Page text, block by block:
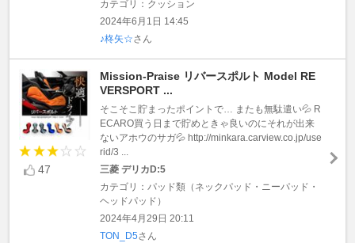
カテゴリ：クッション
2024年6月1日 14:45
♪柊矢☆さん
47
Mission-Praise リバースポルト Model RE
VERSPORT ...
そこそこ貯まったポイントで… またも無駄遣い💦 R
ECARO買う日まで貯めときゃ良いのにそれが出来
ないアホウのサガ💦 http://minkara.carview.co.jp/use
rid/3 ...
三菱 デリカD:5
カテゴリ：パッド類（ネックパッド・ニーパッド・
ヘッドパッド）
2024年4月29日 20:11
TON_D5さん